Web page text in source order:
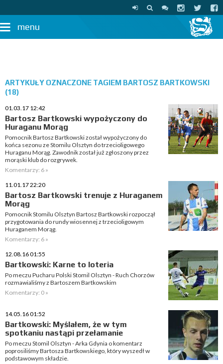
menu
ARTYKUŁY OZNACZONE TAGIEM BARTOSZ BARTKOWSKI
(18)
01.03.17 12:42
Bartosz Bartkowski wypożyczony do
Huraganu Morąg
Pomocnik Bartosz Bartkowski został wypożyczony do
końca sezonu ze Stomilu Olsztyn do trzecioligowego
Huraganu Morąg. Zawodnik został już zgłoszony przez
morąski klub do rozgrywek.
Komentarzy: 6 »
11.01.17 22:20
Bartosz Bartkowski trenuje z Huraganem
Morąg
Pomocnik Stomilu Olsztyn Bartosz Bartkowski rozpoczął
przygotowania do rundy wiosennej z trzecioligowym
Huraganem Morąg.
Komentarzy: 6 »
12.08.16 01:55
Bartkowski: Karne to loteria
Po meczu Pucharu Polski Stomil Olsztyn - Ruch Chorzów
rozmawialiśmy z Bartoszem Bartkowskim
Komentarzy: 0 »
14.05.16 01:52
Bartkowski: Myślałem, że w tym
spotkaniu nastąpi przełamanie
Po meczu Stomil Olsztyn - Arka Gdynia o komentarz
poprosiliśmy Bartosza Bartkowskiego, który wyszedł w
podstawowym składzie.